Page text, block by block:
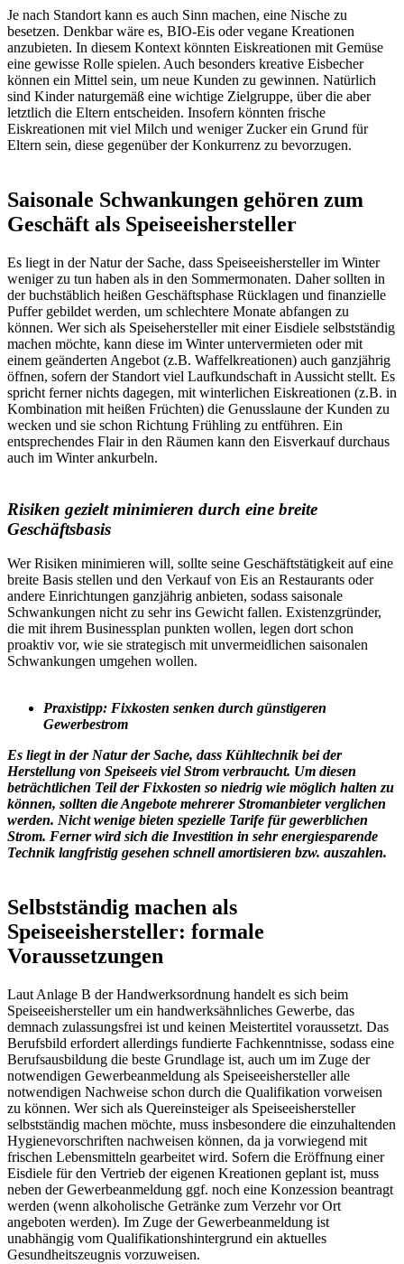
Je nach Standort kann es auch Sinn machen, eine Nische zu
besetzen. Denkbar wäre es, BIO-Eis oder vegane Kreationen
anzubieten. In diesem Kontext könnten Eiskreationen mit Gemüse
eine gewisse Rolle spielen. Auch besonders kreative Eisbecher
können ein Mittel sein, um neue Kunden zu gewinnen. Natürlich
sind Kinder naturgemäß eine wichtige Zielgruppe, über die aber
letztlich die Eltern entscheiden. Insofern könnten frische
Eiskreationen mit viel Milch und weniger Zucker ein Grund für
Eltern sein, diese gegenüber der Konkurrenz zu bevorzugen.
Saisonale Schwankungen gehören zum
Geschäft als Speiseeishersteller
Es liegt in der Natur der Sache, dass Speiseeishersteller im Winter
weniger zu tun haben als in den Sommermonaten. Daher sollten in
der buchstäblich heißen Geschäftsphase Rücklagen und finanzielle
Puffer gebildet werden, um schlechtere Monate abfangen zu
können. Wer sich als Speisehersteller mit einer Eisdiele selbstständig
machen möchte, kann diese im Winter untervermieten oder mit
einem geänderten Angebot (z.B. Waffelkreationen) auch ganzjährig
öffnen, sofern der Standort viel Laufkundschaft in Aussicht stellt. Es
spricht ferner nichts dagegen, mit winterlichen Eiskreationen (z.B. in
Kombination mit heißen Früchten) die Genusslaune der Kunden zu
wecken und sie schon Richtung Frühling zu entführen. Ein
entsprechendes Flair in den Räumen kann den Eisverkauf durchaus
auch im Winter ankurbeln.
Risiken gezielt minimieren durch eine breite
Geschäftsbasis
Wer Risiken minimieren will, sollte seine Geschäftstätigkeit auf eine
breite Basis stellen und den Verkauf von Eis an Restaurants oder
andere Einrichtungen ganzjährig anbieten, sodass saisonale
Schwankungen nicht zu sehr ins Gewicht fallen. Existenzgründer,
die mit ihrem Businessplan punkten wollen, legen dort schon
proaktiv vor, wie sie strategisch mit unvermeidlichen saisonalen
Schwankungen umgehen wollen.
Praxistipp: Fixkosten senken durch günstigeren
Gewerbestrom
Es liegt in der Natur der Sache, dass Kühltechnik bei der
Herstellung von Speiseeis viel Strom verbraucht. Um diesen
beträchtlichen Teil der Fixkosten so niedrig wie möglich halten zu
können, sollten die Angebote mehrerer Stromanbieter verglichen
werden. Nicht wenige bieten spezielle Tarife für gewerblichen
Strom. Ferner wird sich die Investition in sehr energiesparende
Technik langfristig gesehen schnell amortisieren bzw. auszahlen.
Selbstständig machen als
Speiseeishersteller: formale
Voraussetzungen
Laut Anlage B der Handwerksordnung handelt es sich beim
Speiseeishersteller um ein handwerksähnliches Gewerbe, das
demnach zulassungsfrei ist und keinen Meistertitel voraussetzt. Das
Berufsbild erfordert allerdings fundierte Fachkenntnisse, sodass eine
Berufsausbildung die beste Grundlage ist, auch um im Zuge der
notwendigen Gewerbeanmeldung als Speiseeishersteller alle
notwendigen Nachweise schon durch die Qualifikation vorweisen
zu können. Wer sich als Quereinsteiger als Speiseeishersteller
selbstständig machen möchte, muss insbesondere die einzuhaltenden
Hygienevorschriften nachweisen können, da ja vorwiegend mit
frischen Lebensmitteln gearbeitet wird. Sofern die Eröffnung einer
Eisdiele für den Vertrieb der eigenen Kreationen geplant ist, muss
neben der Gewerbeanmeldung ggf. noch eine Konzession beantragt
werden (wenn alkoholische Getränke zum Verzehr vor Ort
angeboten werden). Im Zuge der Gewerbeanmeldung ist
unabhängig vom Qualifikationshintergrund ein aktuelles
Gesundheitszeugnis vorzuweisen.